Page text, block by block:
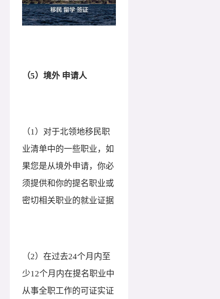
（5）境外 申请人
（1）对于北领地移民职
业清单中的一些职业，如
果您是从境外申请，你必
须提供和你的提名职业或
密切相关职业的就业证据
（2）在过去24个月内至
少12个月内在提名职业中
从事全职工作的可证实证